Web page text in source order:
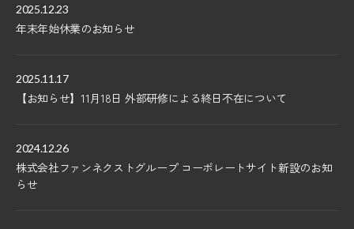
2025.12.23
年末年始休業のお知らせ
2025.11.17
【お知らせ】11月18日 外部研修による終日不在について
2024.12.26
株式会社ファンネクストグループ コーポレートサイト新設のお知
らせ